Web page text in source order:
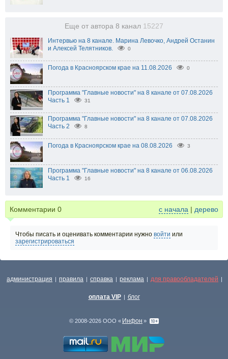
Еще от автора 8 канал 15227
Интервью на 8 канале. Марина Левочко, Андрей Останин
и Алексей Телятников.
0
Погода в Красноярском крае на 11.08.2026 0
Программа "Главные новости" на 8 канале от 07.08.2026
Часть 1
31
Программа "Главные новости" на 8 канале от 07.08.2026
Часть 2
8
Погода в Красноярском крае на 08.08.2026 3
Программа "Главные новости" на 8 канале от 06.08.2026
Часть 1
16
Комментарии 0 с начала | дерево
Чтобы писать и оценивать комментарии нужно войти или
зарегистрироваться
администрация | правила | справка | реклама | для правообладателей |
оплата VIP | блог
© 2008-2026 ООО « Инфон »